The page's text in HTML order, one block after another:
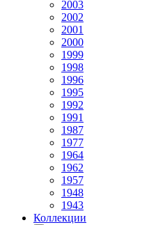
2003
2002
2001
2000
1999
1998
1996
1995
1992
1991
1987
1977
1964
1962
1957
1948
1943
Коллекции